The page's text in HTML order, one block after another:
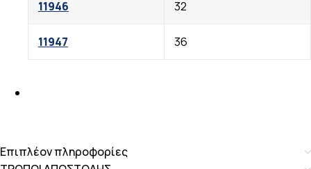
11946 32
11947 36
Επιπλέον πληροφορίες